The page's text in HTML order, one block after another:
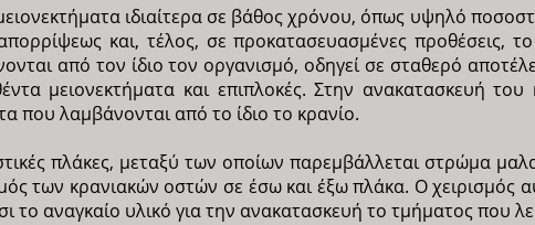
ιδιαίτερα σε βάθος χρόνου, όπως υψηλό
και, τέλος, σε προκατασευασμένες προθέσεις,
από τον ίδιο τον οργανισμό, οδηγεί σε σταθερό
μειονεκτήματα και επιπλοκές. Στην ανακατασκευή του
που λαμβάνονται από το ίδιο το κρανίο.
πλάκες, μεταξύ των οποίων παρεμβάλλεται στρώμα
των κρανιακών οστών σε έσω και έξω πλάκα. Ο χειρισμός
αναγκαίο υλικό για την ανακατασκευή το τμήματος που